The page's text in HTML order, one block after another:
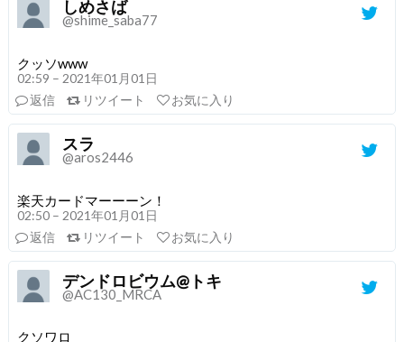
しめさば
@shime_saba77
クッソwww
02:59 – 2021年01月01日
返信
リツイート お気に入り
スラ
@aros2446
楽天カードマーーーン！
02:50 – 2021年01月01日
返信
リツイート お気に入り
デンドロビウム@トキ
@AC130_MRCA
クソワロ